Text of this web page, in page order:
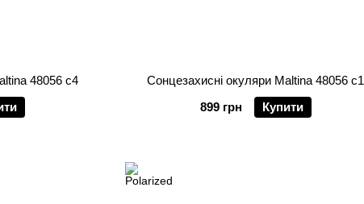
48056 c4
Сонцезахисні окуляри Maltina 48056 c1
899 грн
Купити